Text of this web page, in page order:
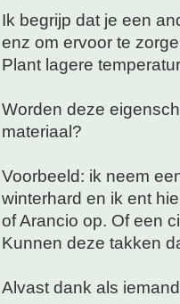
Ik begrijp dat je een
enz om ervoor te
Plant lagere
Worden deze
materiaal?
Voorbeeld: ik neem
winterhard en ik ent
of Arancio op. Of een
Kunnen deze takken
Alvast dank als